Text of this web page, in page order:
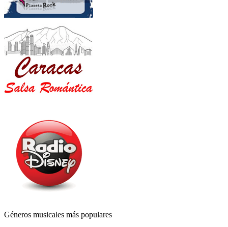
Géneros musicales más populares